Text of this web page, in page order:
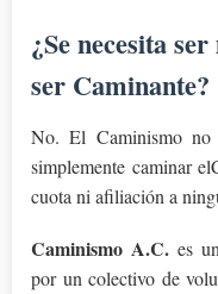
¿Se necesita
ser Caminante?
No. El Caminismo no
simplemente caminar
cuota ni afiliación a
Caminismo A.C.es
por un colectivo de